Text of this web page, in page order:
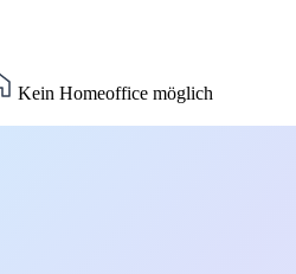
Kein Homeoffice möglich